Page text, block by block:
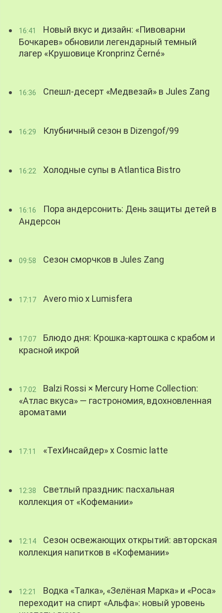
16:41
Новый вкус и дизайн: «Пивоварни
Бочкарев» обновили легендарный темный
лагер «Крушовице Kronprinz Černé»
16:36 Спешл-десерт «Медвезай» в Jules Zang
16:29 Клубничный сезон в Dizengof/99
16:22 Холодные супы в Atlantica Bistro
16:16
Пора андерсонить: День защиты детей в
Андерсон
09:58 Сезон сморчков в Jules Zang
17:17 Avero mio x Lumisfera
17:07
Блюдо дня: Крошка-картошка с крабом и
красной икрой
17:02
Balzi Rossi × Mercury Home Collection:
«Атлас вкуса» — гастрономия, вдохновленная
ароматами
17:11 «ТехИнсайдер» х Cosmic latte
12:38
Светлый праздник: пасхальная
коллекция от «Кофемании»
12:14
Сезон освежающих открытий: авторская
коллекция напитков в «Кофемании»
12:21
Водка «Талка», «Зелёная Марка» и «Роса»
переходит на спирт «Альфа»: новый уровень